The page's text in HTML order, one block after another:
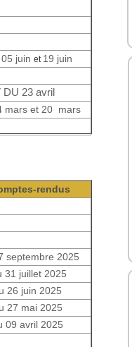
05 juinet 19 juin
DU 23 avril
mars et20 mars
rendus
septembre 2025
31 juillet 2025
26 juin 2025
27 mai 2025
09 avril 2025